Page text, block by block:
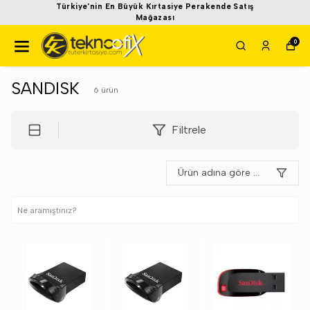
Türkiye'nin En Büyük Kırtasiye Perakende Satış
Mağazası
0
SANDISK 6 ürün
Filtrele
Ürün adına göre A-Z